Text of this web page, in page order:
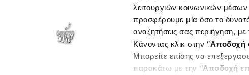
λειτουργιών κοινωνικών
προσφέρουμε μία όσο το δυνατό
αναζητήσεις σας περιήγηση, με
Κάνοντας κλικ στην ‘’Αποδοχή
Μπορείτε επίσης να
παρακάτω με την ‘’Αποδοχή